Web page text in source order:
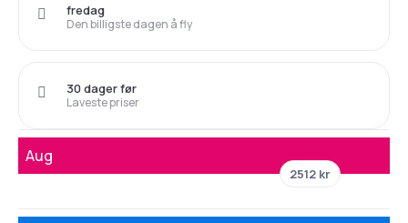
Den billigste dagen å fly
fredag
Laveste priser
30 dager før
Aug
2512 kr